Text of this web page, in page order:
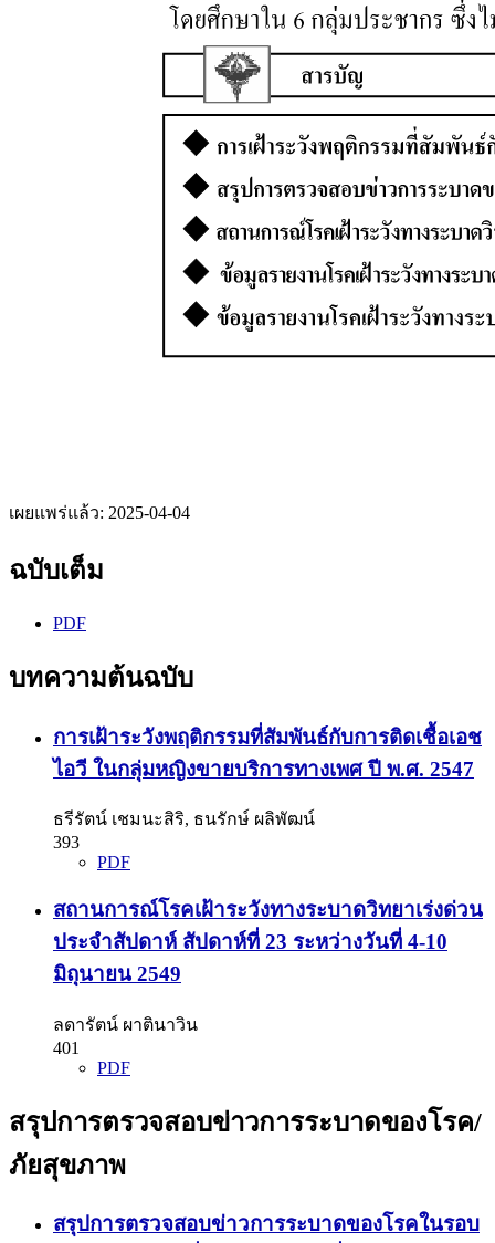
เผยแพร่แล้ว: 2025-04-04
ฉบับเต็ม
PDF
บทความต้นฉบับ
การเฝ้าระวังพฤติกรรมที่สัมพันธ์กับการติดเชื้อเอช
ไอวี ในกลุ่มหญิงขายบริการทางเพศ ปี พ.ศ. 2547
ธรีรัตน์ เชมนะสิริ, ธนรักษ์ ผลิพัฒน์
393
PDF
สถานการณ์โรคเฝ้าระวังทางระบาดวิทยาเร่งด่วน
ประจำสัปดาห์ สัปดาห์ที่ 23 ระหว่างวันที่ 4-10
มิถุนายน 2549
ลดารัตน์ ผาตินาวิน
401
PDF
สรุปการตรวจสอบข่าวการระบาดของโรค/
ภัยสุขภาพ
สรุปการตรวจสอบข่าวการระบาดของโรคในรอบ